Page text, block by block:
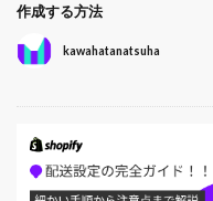
作成する方法
kawahatanatsuha